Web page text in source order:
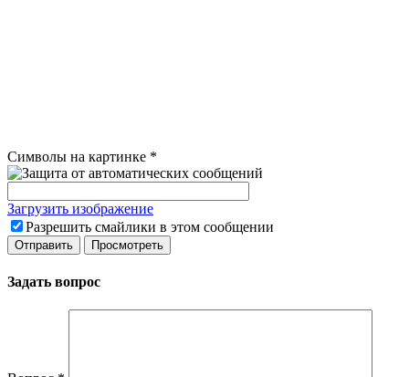
Символы на картинке *
Загрузить изображение
Разрешить смайлики в этом сообщении
Задать вопрос